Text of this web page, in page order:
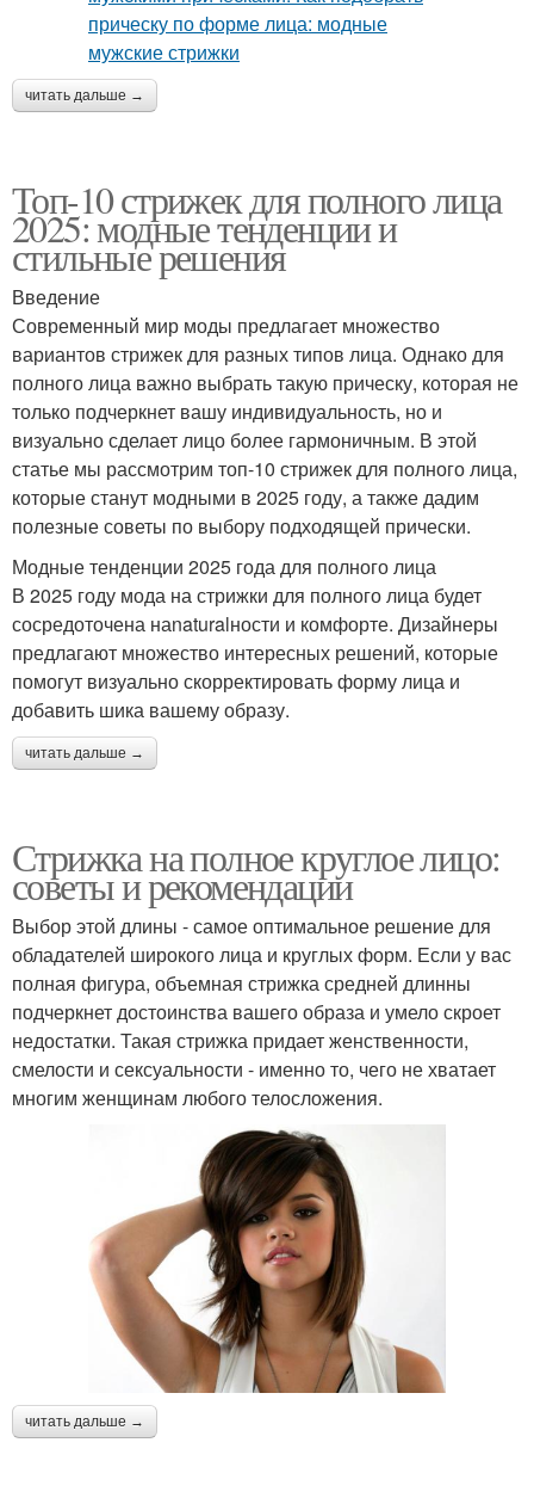
читать дальше →
Топ-10 стрижек для полного лица
2025: модные тенденции и
стильные решения
Введение
Современный мир моды предлагает множество
вариантов стрижек для разных типов лица. Однако для
полного лица важно выбрать такую прическу, которая не
только подчеркнет вашу индивидуальность, но и
визуально сделает лицо более гармоничным. В этой
статье мы рассмотрим топ-10 стрижек для полного лица,
которые станут модными в 2025 году, а также дадим
полезные советы по выбору подходящей прически.
Модные тенденции 2025 года для полного лица
В 2025 году мода на стрижки для полного лица будет
сосредоточена наnaturalности и комфорте. Дизайнеры
предлагают множество интересных решений, которые
помогут визуально скорректировать форму лица и
добавить шика вашему образу.
читать дальше →
Стрижка на полное круглое лицо:
советы и рекомендации
Выбор этой длины - самое оптимальное решение для
обладателей широкого лица и круглых форм. Если у вас
полная фигура, объемная стрижка средней длинны
подчеркнет достоинства вашего образа и умело скроет
недостатки. Такая стрижка придает женственности,
смелости и сексуальности - именно то, чего не хватает
многим женщинам любого телосложения.
читать дальше →